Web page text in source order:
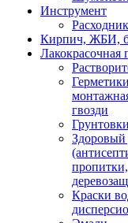
Инструмент
Кирпич, ЖБИ,
Лакокрасочная
гвозди
Грунтовки
пропитки,
Краски